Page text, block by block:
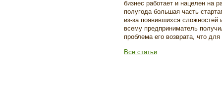
бизнес работает и нацелен на
полугода большая часть
из-за появившихся
всему предприниматель
проблема его возврата, что
Все статьи